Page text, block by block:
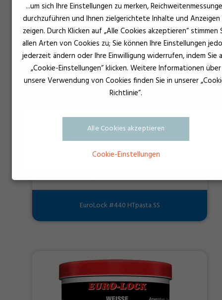
EuroLock #440 HTpasta SS
...um sich Ihre Einstellungen zu merken,
durchzuführen und Ihnen zielgerichtete Inhalte und Anzeigen
zeigen. Durch Klicken auf „Alle Cookies akzeptieren“ stimmen
allen Arten von Cookies zu; Sie können Ihre Einstellungen
jederzeit ändern oder Ihre Einwilligung widerrufen, indem Sie
„Cookie-Einstellungen“ klicken. Weitere Informationen über
unsere Verwendung von Cookies finden Sie in unserer
Richtlinie“.
Alle Cookies akzeptieren
Cookie-Einstellungen